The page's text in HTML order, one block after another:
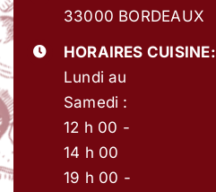
33000 BORDEAUX
HORAIRES CUISINE:
Lundi au
Samedi :
12 h 00 -
14 h 00
19 h 00 -